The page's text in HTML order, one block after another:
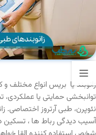
زانوبند یا بریس انواع مختلف و
توانبخشی حمایتی یا عملکردی،
نئوپرن، طبی آرتروز اختصاصی.
آسیب دیدگی رباط ها ، تسکین